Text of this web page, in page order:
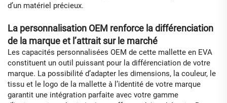
d’un matériel précieux.
La personnalisation OEM renforce la différenciation
de la marque et l’attrait sur le marché
Les capacités personnalisées OEM de cette mallette en EVA
constituent un outil puissant pour la différenciation de votre
marque. La possibilité d’adapter les dimensions, la couleur, le
tissu et le logo de la mallette à l’identité de votre marque
garantit une intégration parfaite avec votre gamme